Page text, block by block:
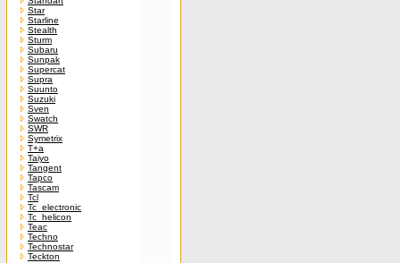
Star
Starline
Stealth
Sturm
Subaru
Sunpak
Supercat
Supra
Suunto
Suzuki
Sven
Swatch
SWR
Symetrix
T+a
Taiyo
Tangent
Tapco
Tascam
Tcl
Tc_electronic
Tc_helicon
Teac
Techno
Technostar
Teckton